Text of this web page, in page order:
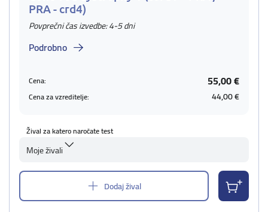
PRA - crd4)
Povprečni čas izvedbe: 4-5 dni
Podrobno
Cena: 55,00 €
Cena za vzreditelje: 44,00 €
Žival za katero naročate test
Moje živali
Dodaj žival